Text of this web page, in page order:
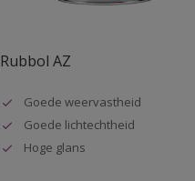
Rubbol AZ
Goede weervastheid
Goede lichtechtheid
Hoge glans